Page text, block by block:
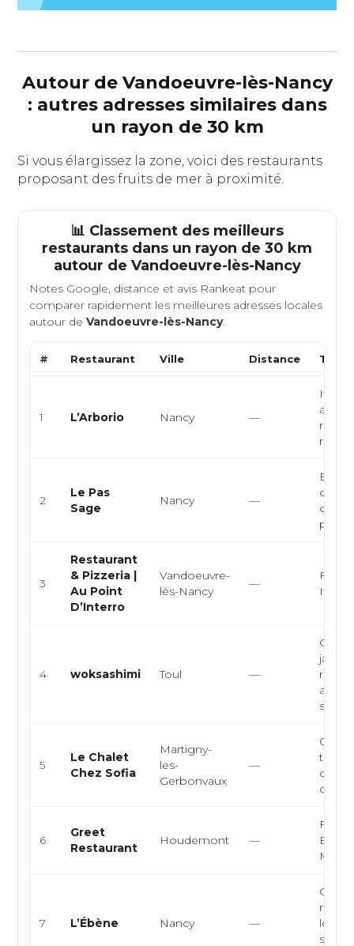
Autour de Vandoeuvre-lès-Nancy
: autres adresses similaires dans
un rayon de 30 km
Si vous élargissez la zone, voici des restaurants
proposant des fruits de mer à proximité.
📊 Classement des meilleurs
restaurants dans un rayon de 30 km
autour de Vandoeuvre-lès-Nancy
Notes Google, distance et avis Rankeat pour
comparer rapidement les meilleures adresses locales
autour deVandoeuvre-lès-Nancy.
# Restaurant Ville Distance Type
1 L’Arborio Nancy —
2
Le Pas
Sage
Nancy —
de
3
Restaurant
& Pizzeria |
Au Point
D’Interro
Vandoeuvre-
lès-Nancy
—
4 woksashimi Toul —
sushi
5
Le Chalet
Chez Sofia
Martigny-
les-
Gerbonvaux
—
6
Greet
Restaurant
Houdemont —
7 L’Ébène Nancy —